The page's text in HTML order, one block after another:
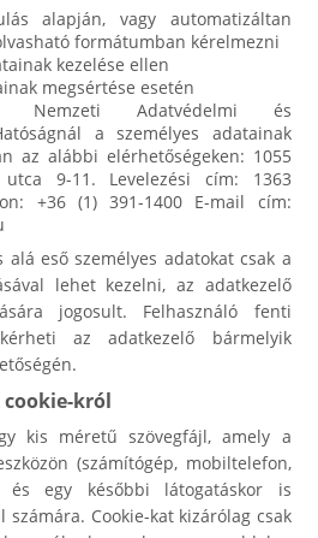
alapján, vagy automatizáltan
formátumban kérelmezni
kezelése ellen
megsértése esetén
Adatvédelmi és
a személyes adatainak
az alábbi elérhetőségeken: 1055
9-11. Levelezési cím: 1363
+36 (1) 391-1400 E-mail cím:
eső személyes adatokat csak a
lehet kezelni, az adatkezelő
jogosult. Felhasználó fenti
az adatkezelő bármelyik
cookie-król
kis méretű szövegfájl, amely a
(számítógép, mobiltelefon,
és egy későbbi látogatáskor is
Cookie-kat kizárólag csak